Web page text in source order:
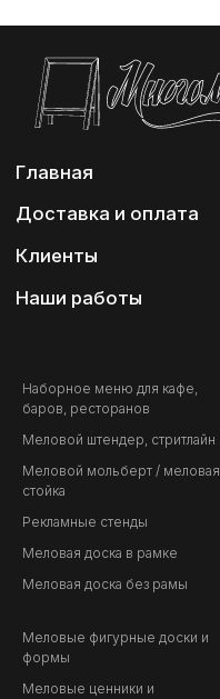
Наборное меню для кафе,
баров, ресторанов
Меловой штендер, стритлайн
Меловой мольберт / меловая
стойка
Рекламные стенды
Меловая доска в рамке
Меловая доска без рамы
Меловые фигурные доски и
формы
Меловые ценники и